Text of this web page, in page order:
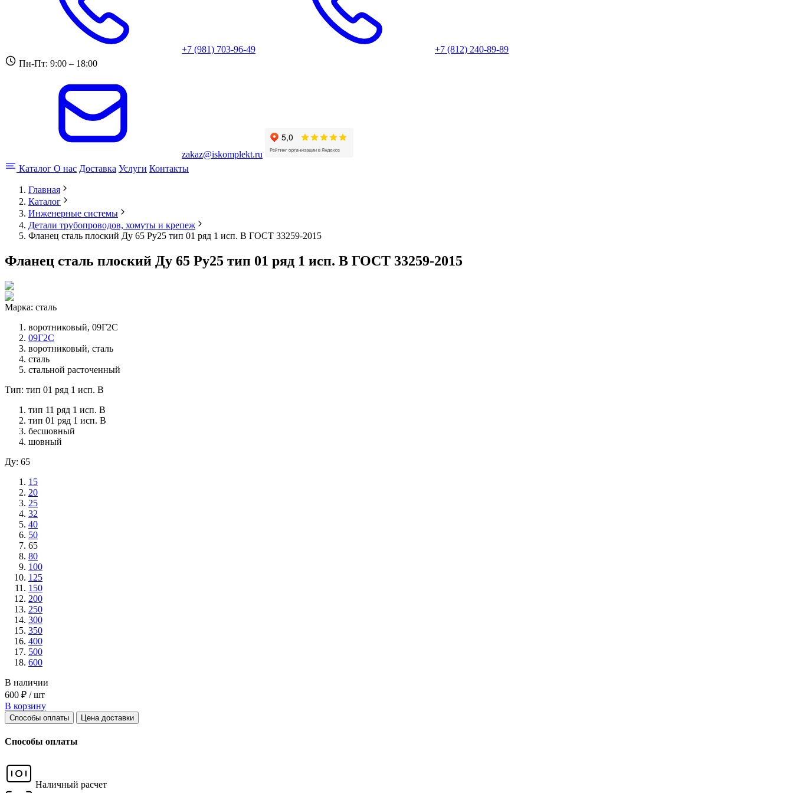
+7 (981) 703-96-49
+7 (812) 240-89-89
Пн-Пт: 9:00 – 18:00
zakaz@iskomplekt.ru
Каталог О нас Доставка Услуги Контакты
Главная
Каталог
Инженерные системы
Детали трубопроводов, хомуты и крепеж
Фланец сталь плоский Ду 65 Ру25 тип 01 ряд 1 исп. B ГОСТ 33259-2015
Фланец сталь плоский Ду 65 Ру25 тип 01 ряд 1 исп. B ГОСТ 33259-2015
Марка: сталь
воротниковый, 09Г2С
09Г2С
воротниковый, сталь
сталь
стальной расточенный
Тип: тип 01 ряд 1 исп. B
тип 11 ряд 1 исп. B
тип 01 ряд 1 исп. B
бесшовный
шовный
Ду: 65
15
20
25
32
40
50
65
80
100
125
150
200
250
300
350
400
500
600
В наличии
600 ₽ / шт
В корзину
Способы оплаты Цена доставки
Способы оплаты
Наличный расчет